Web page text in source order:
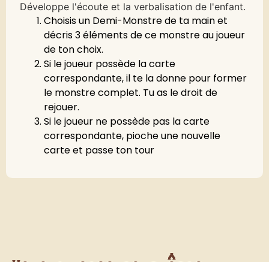
Développe l'écoute et la verbalisation de l'enfant.
Choisis un Demi-Monstre de ta main et
décris 3 éléments de ce monstre au joueur
de ton choix.
Si le joueur possède la carte
correspondante, il te la donne pour former
le monstre complet. Tu as le droit de
rejouer.
Si le joueur ne possède pas la carte
correspondante, pioche une nouvelle
carte et passe ton tour